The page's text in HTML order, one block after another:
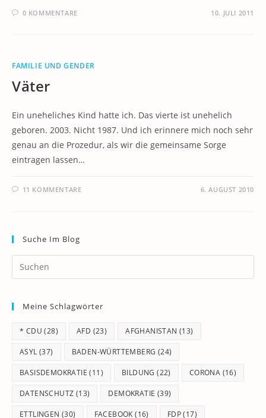
0 KOMMENTARE 10. JULI 2011
FAMILIE UND GENDER
Väter
Ein uneheliches Kind hatte ich. Das vierte ist unehelich
geboren. 2003. Nicht 1987. Und ich erinnere mich noch sehr
genau an die Prozedur, als wir die gemeinsame Sorge
eintragen lassen…
11 KOMMENTARE 6. AUGUST 2010
Suche Im Blog
Meine Schlagwörter
* CDU (28) AFD (23) AFGHANISTAN (13)
ASYL (37) BADEN-WÜRTTEMBERG (24)
BASISDEMOKRATIE (11) BILDUNG (22) CORONA (16)
DATENSCHUTZ (13) DEMOKRATIE (39)
ETTLINGEN (30) FACEBOOK (16) FDP(17)